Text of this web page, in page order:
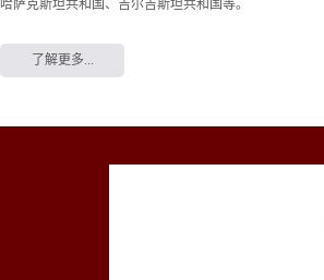
哈萨克斯坦共和国、吉尔吉斯坦共和国等。
了解更多...